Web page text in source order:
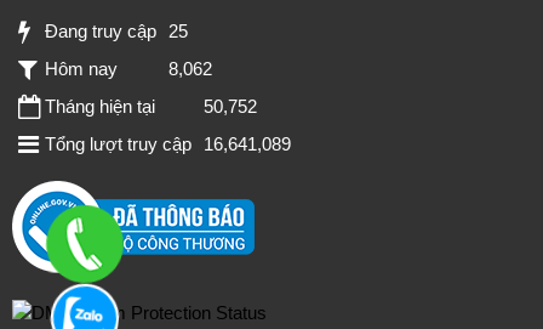
Đang truy cập
25
Hôm nay
8,062
Tháng hiện tại
50,752
Tổng lượt truy cập
16,641,089